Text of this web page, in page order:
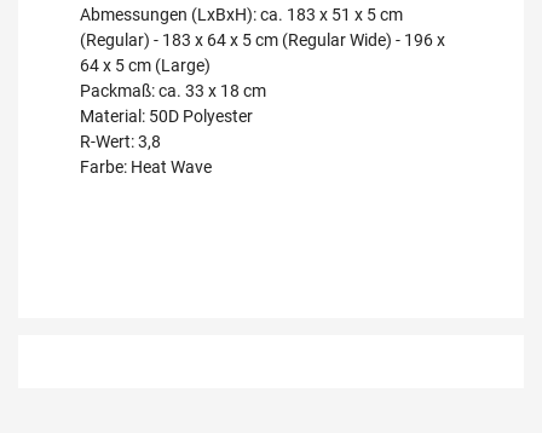
Abmessungen (LxBxH): ca. 183 x 51 x 5 cm
(Regular) - 183 x 64 x 5 cm (Regular Wide) - 196 x
64 x 5 cm (Large)
Packmaß: ca. 33 x 18 cm
Material: 50D Polyester
R-Wert: 3,8
Farbe: Heat Wave